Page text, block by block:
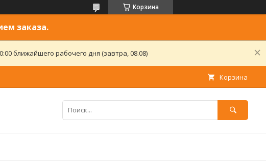
Корзина
заказа.
ближайшего рабочего дня (завтра, 08.08)
Корзина